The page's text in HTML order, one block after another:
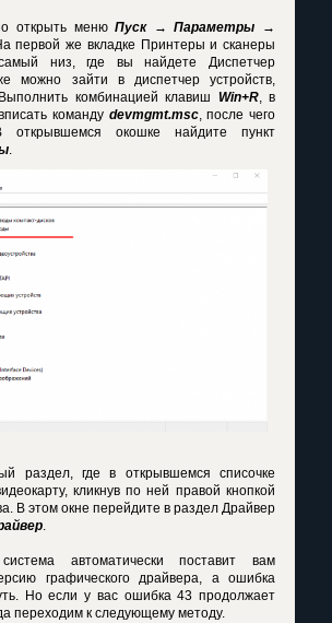
открыть менюПуск → Параметры →
первой же вкладке Принтеры и сканеры
низ, где вы найдете Диспетчер
можно зайти в диспетчер устройств,
комбинацией клавиш Win+R, в
команду devmgmt.msc, после чего
окошке найдите пункт
.
раздел, где в открывшемся списочке
кликнув по ней правой кнопкой
В этом окне перейдите в раздел Драйвер
.
автоматически поставит вам
графического драйвера, а ошибка
Но если у вас ошибка 43 продолжает
переходим к следующему методу.